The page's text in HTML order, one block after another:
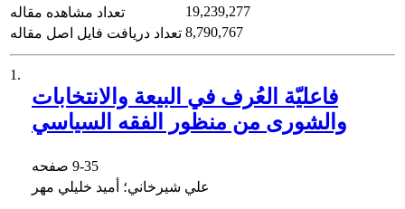
تعداد مشاهده مقاله
19,239,277
تعداد دریافت فایل اصل مقاله 8,790,767
1.
فاعلیّة العُرف في البیعة والانتخابات
والشورى من منظور الفقه السیاسي
9-35
علي شیرخاني؛ أمید خلیلي مهر